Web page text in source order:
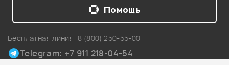
Бесплатная линия: 8 (800) 250-55-00
Telegram: +7 911 218-04-54
Помощь